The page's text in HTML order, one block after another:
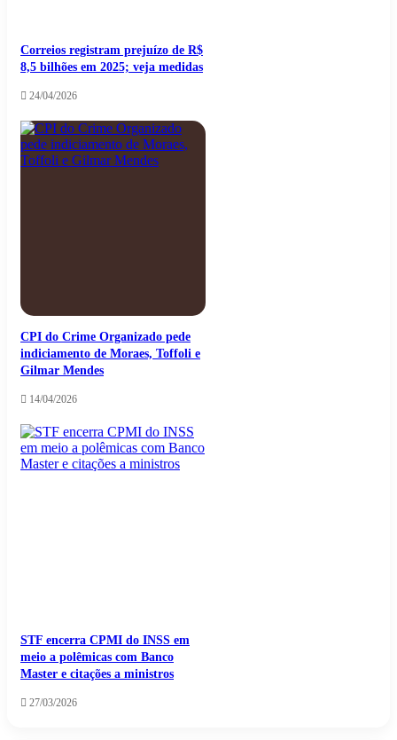
Correios registram prejuízo de R$
8,5 bilhões em 2025; veja medidas
24/04/2026
CPI do Crime Organizado pede
indiciamento de Moraes, Toffoli e
Gilmar Mendes
14/04/2026
STF encerra CPMI do INSS em
meio a polêmicas com Banco
Master e citações a ministros
27/03/2026